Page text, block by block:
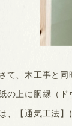
さて、木工事と
の上に胴縁（ド
、【通気工法】